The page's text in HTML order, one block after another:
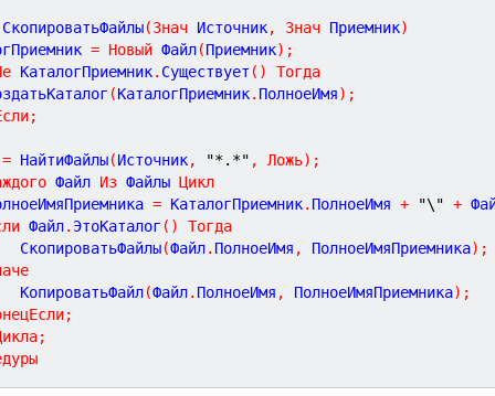
СкопироватьФайлы(Знач Источник, Знач Приемник)
= Новый Файл(Приемник) ;
КаталогПриемник. Существует ( )
Тогда
(КаталогПриемник. ПолноеИмя) ;
;
= НайтиФайлы(Источник, "*.*" , Ложь) ;
Файл Из Файлы Цикл
= КаталогПриемник. ПолноеИмя + "\" +
Файл. ЭтоКаталог ( )
Тогда
			СкопироватьФайлы
(Файл. ПолноеИмя , ПолноеИмяПриемника) ;
			КопироватьФайл
(Файл. ПолноеИмя , ПолноеИмяПриемника) ;
;
;